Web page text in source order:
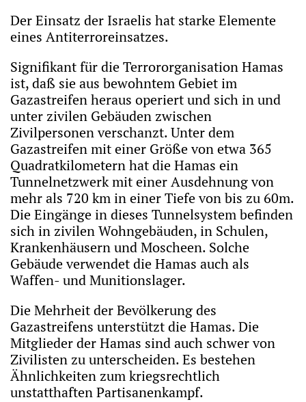
Der Einsatz der Israelis hat starke Elemente
eines Antiterroreinsatzes.
Signifikant für die Terrororganisation Hamas
ist, daß sie aus bewohntem Gebiet im
Gazastreifen heraus operiert und sich in und
unter zivilen Gebäuden zwischen
Zivilpersonen verschanzt. Unter dem
Gazastreifen mit einer Größe von etwa 365
Quadratkilometern hat die Hamas ein
Tunnelnetzwerk mit einer Ausdehnung von
mehr als 720 km in einer Tiefe von bis zu 60m.
Die Eingänge in dieses Tunnelsystem befinden
sich in zivilen Wohngebäuden, in Schulen,
Krankenhäusern und Moscheen. Solche
Gebäude verwendet die Hamas auch als
Waffen- und Munitionslager.
Die Mehrheit der Bevölkerung des
Gazastreifens unterstützt die Hamas. Die
Mitglieder der Hamas sind auch schwer von
Zivilisten zu unterscheiden. Es bestehen
Ähnlichkeiten zum kriegsrechtlich
unstatthaften Partisanenkampf.